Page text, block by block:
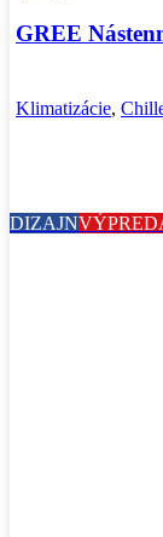
GREE
Klimatizácie,
DIZAJN